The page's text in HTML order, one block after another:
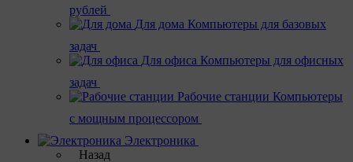
рублей
Для дома Компьютеры для базовых
задач
Для офиса Компьютеры для офисных
задач
Рабочие станции Компьютеры
с мощным процессором
Электроника
Назад